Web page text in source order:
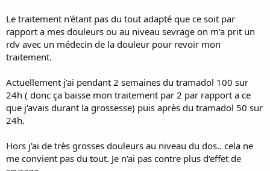
Le traitement n'étant pas du tout adapté que ce soit par
rapport a mes douleurs ou au niveau sevrage on m'a prit un
rdv avec un médecin de la douleur pour revoir mon
traitement.
Actuellement j'ai pendant 2 semaines du tramadol 100 sur
24h ( donc ça baisse mon traitement par 2 par rapport a ce
que j'avais durant la grossesse) puis après du tramadol 50 sur
24h.
Hors j'ai de très grosses douleurs au niveau du dos.. cela ne
me convient pas du tout. Je n'ai pas contre plus d'effet de